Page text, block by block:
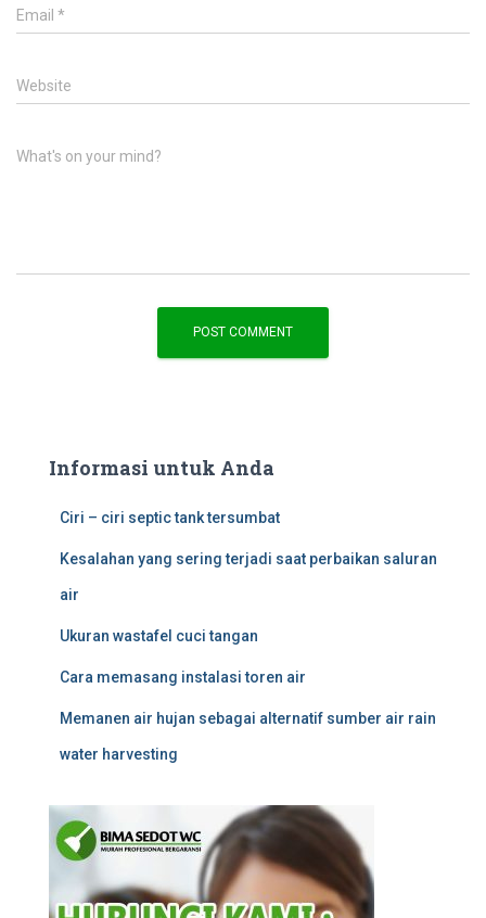
Email *
Website
What's on your mind?
Informasi untuk Anda
Ciri – ciri septic tank tersumbat
Kesalahan yang sering terjadi saat perbaikan saluran
air
Ukuran wastafel cuci tangan
Cara memasang instalasi toren air
Memanen air hujan sebagai alternatif sumber air rain
water harvesting